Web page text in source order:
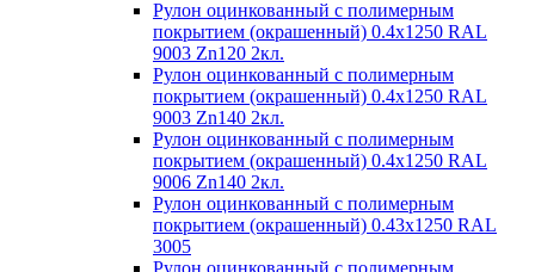
Рулон оцинкованный с полимерным
покрытием (окрашенный) 0.4x1250 RAL
9003 Zn120 2кл.
Рулон оцинкованный с полимерным
покрытием (окрашенный) 0.4x1250 RAL
9003 Zn140 2кл.
Рулон оцинкованный с полимерным
покрытием (окрашенный) 0.4x1250 RAL
9006 Zn140 2кл.
Рулон оцинкованный с полимерным
покрытием (окрашенный) 0.43x1250 RAL
3005
Рулон оцинкованный с полимерным